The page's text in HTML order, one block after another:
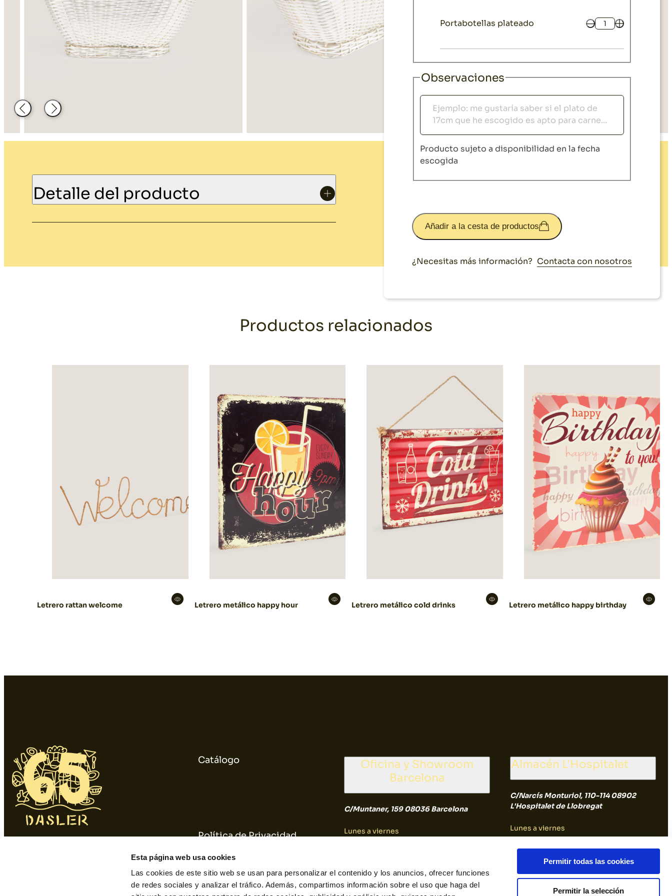
Esta página web usa cookies
Las cookies de este sitio web se usan para personalizar el contenido y los anuncios, ofrecer funciones
de redes sociales y analizar el tráfico. Además, compartimos información sobre el uso que haga del
Permitir todas las cookies
Permitir la selección
Decoración
Material de
Portabotellas plateado Cantidad
Observaciones
Observaciones
Producto sujeto a disponibilidad en la fecha
escogida
Añadir a la cesta de productos
¿Necesitas más información? Contacta con nosotros
Atrás Siguiente
Detalle del producto
Productos relacionados
Letrero rattan welcome Letrero metálico happy hour Letrero metálico cold drinks Letrero metálico happy birthday
Catálogo
Política de Privacidad
Política de Cookies
Oficina y Showroom
Barcelona
C/Muntaner, 159 08036 Barcelona
Lunes a viernes
Sábado y Domingo
Almacén L'Hospitalet
C/Narcís Monturiol, 110-114 08902
L'Hospitalet de Llobregat
Lunes a viernes
8:00 a 14:30
Sábado y Domingo